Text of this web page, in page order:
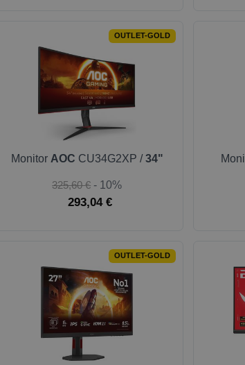
OUTLET-GOLD
Monitor AOC CU34G2XP /34"
325,60 € - 10%
293,04 €
OUTLET-GOLD